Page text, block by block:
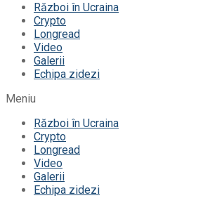
Război în Ucraina
Crypto
Longread
Video
Galerii
Echipa zidezi
Meniu
Război în Ucraina
Crypto
Longread
Video
Galerii
Echipa zidezi